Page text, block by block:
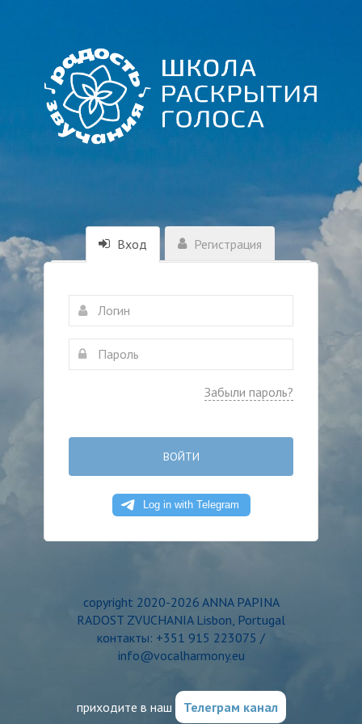
Вход Регистрация
Забыли пароль?
ВОЙТИ
copyright 2020-2026 ANNA PAPINA
RADOST ZVUCHANIA Lisbon, Portugal
контакты: +351 915 223075 /
info@vocalharmony.eu
приходите в наш Телеграм канал